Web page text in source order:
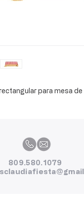
para mesa
809.580.1079